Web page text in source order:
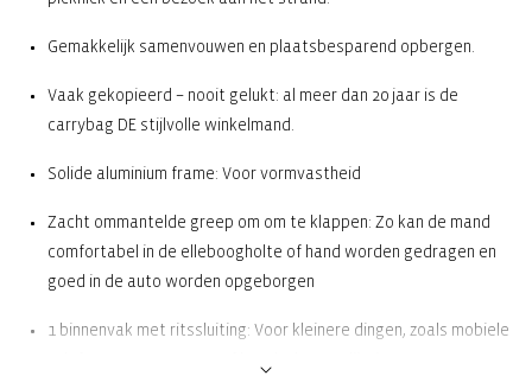
Gemakkelijk samenvouwen en plaatsbesparend opbergen.
Vaak gekopieerd – nooit gelukt: al meer dan 20 jaar is de
carrybag DE stijlvolle winkelmand.
Solide aluminium frame: Voor vormvastheid
Zacht ommantelde greep om om te klappen: Zo kan de mand
comfortabel in de elleboogholte of hand worden gedragen en
goed in de auto worden opgeborgen
1 binnenvak met ritssluiting: Voor kleinere dingen, zoals mobiele